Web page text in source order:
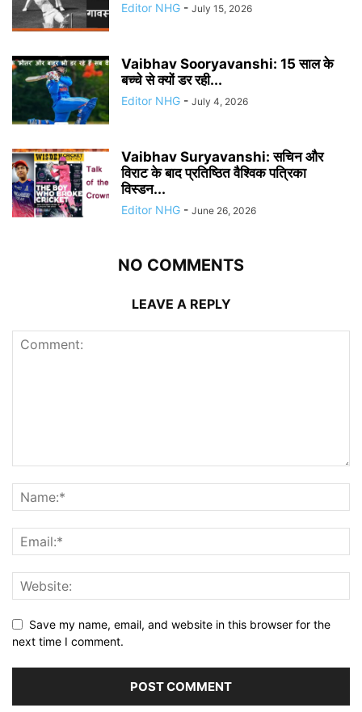
Editor NHG - July 15, 2026
Vaibhav Sooryavanshi: 15 साल के
बच्चे से क्यों डर रही...
Editor NHG - July 4, 2026
Vaibhav Suryavanshi: सचिन और
विराट के बाद प्रतिष्ठित वैश्विक पत्रिका
विस्डन...
Editor NHG - June 26, 2026
NO COMMENTS
LEAVE A REPLY
Save my name, email, and website in this browser for the
next time I comment.